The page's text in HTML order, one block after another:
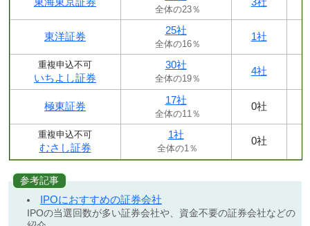
全体の23％
東洋証券
25社
全体の16％
1社
重複申込不可
いちよし証券
30社
全体の19％
4社
極東証券
17社
全体の11％
0社
重複申込不可
むさし証券
1社
全体の1％
0社
参考記事
IPOにおすすめの証券会社
IPOの当選回数が多い証券会社や、資金不要の証券会社などの